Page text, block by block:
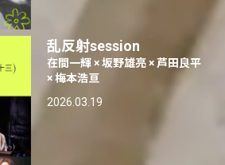
乱反射session
在間一輝 × 坂野雄亮 × 芦田良平
× 梅本浩亘
2026.03.19